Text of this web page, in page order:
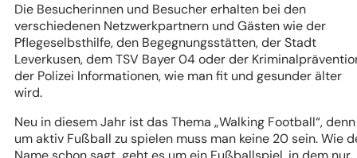
Die Besucherinnen und Besucher erhalten bei den
verschiedenen Netzwerkpartnern und Gästen wie der
Pflegeselbsthilfe, den Begegnungsstätten, der Stadt
Leverkusen, dem TSV Bayer 04 oder der
der Polizei Informationen, wie man fit und gesunder älter
wird.
Neu in diesem Jahr ist das Thema „Walking Football“, denn
um aktiv Fußball zu spielen muss man keine 20 sein. Wie